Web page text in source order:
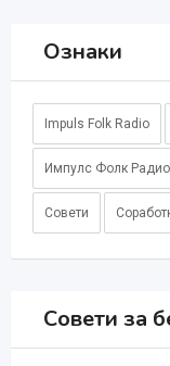
Ознаки
Impuls Folk Radio
Импулс Фолк Радио
Совети
Совети за